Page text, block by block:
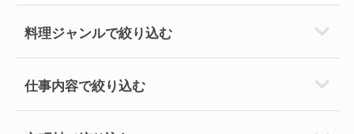
料理ジャンルで絞り込む
仕事内容で絞り込む